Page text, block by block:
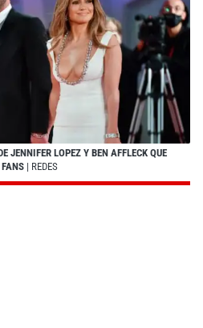
JENNIFER LOPEZ Y BEN AFFLECK QUE
FANS | REDES